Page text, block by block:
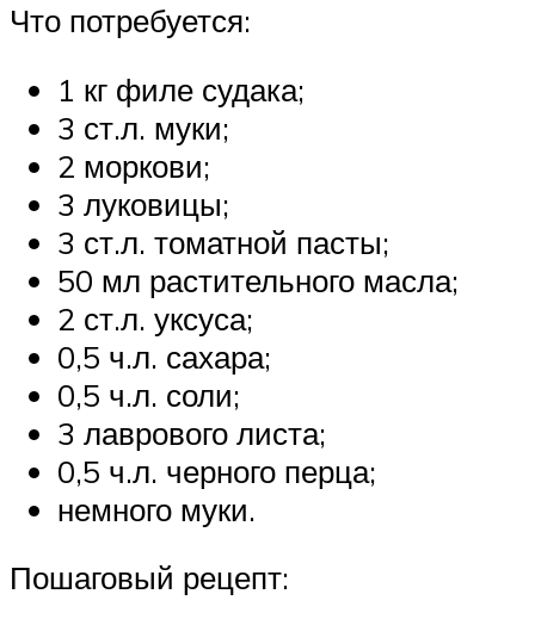
Что потребуется:
1 кг филе судака;
3 ст.л. муки;
2 моркови;
3 луковицы;
3 ст.л. томатной пасты;
50 мл растительного масла;
2 ст.л. уксуса;
0,5 ч.л. сахара;
0,5 ч.л. соли;
3 лаврового листа;
0,5 ч.л. черного перца;
немного муки.
Пошаговый рецепт: